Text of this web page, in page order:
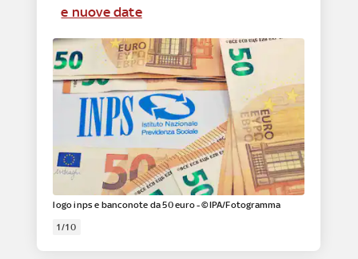
e nuove date
logo inps e banconote da 50 euro - ©IPA/Fotogramma
1/10